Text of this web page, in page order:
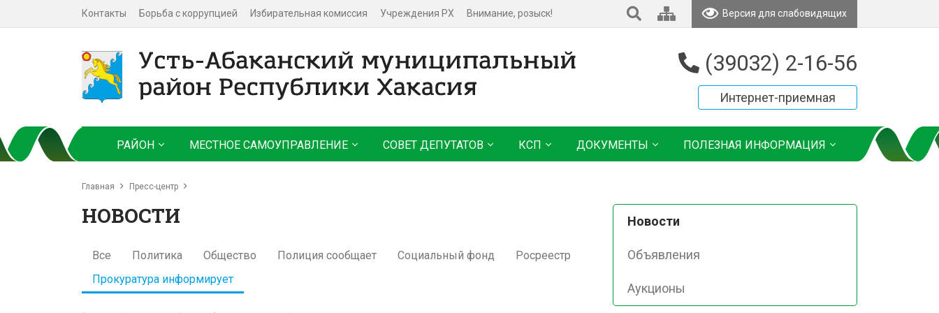
Контакты Борьба с коррупцией Избирательная комиссия Учреждения РХ Внимание, розыск! Версия для слабовидящих
(39032) 2-16-56
Интернет-приемная
РАЙОН МЕСТНОЕ САМОУПРАВЛЕНИЕ СОВЕТ ДЕПУТАТОВ КСП ДОКУМЕНТЫ ПОЛЕЗНАЯ ИНФОРМАЦИЯ
Главная Пресс-центр
НОВОСТИ
Все Политика Общество Полиция сообщает Социальный фонд
Росреестр
Прокуратура информирует
Новости
Объявления
Аукционы